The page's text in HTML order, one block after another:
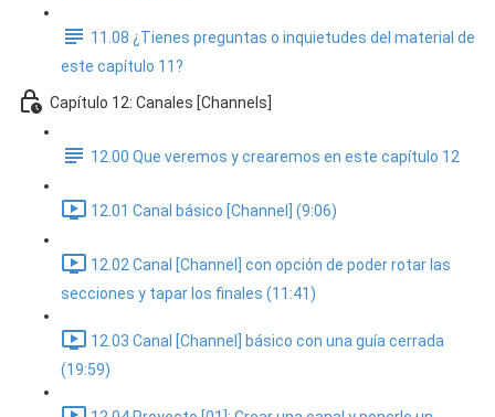
11.08 ¿Tienes preguntas o inquietudes del material de
este capítulo 11?
Capítulo 12: Canales [Channels]
12.00 Que veremos y crearemos en este capítulo 12
12.01 Canal básico [Channel] (9:06)
12.02 Canal [Channel] con opción de poder rotar las
secciones y tapar los finales (11:41)
12.03 Canal [Channel] básico con una guía cerrada
(19:59)